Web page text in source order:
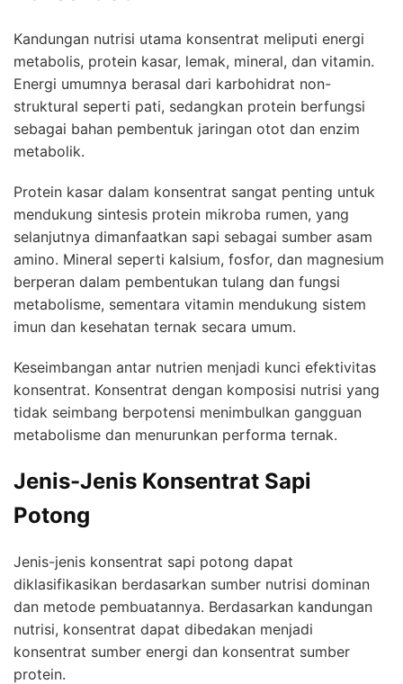
Kandungan nutrisi utama konsentrat meliputi energi
metabolis, protein kasar, lemak, mineral, dan vitamin.
Energi umumnya berasal dari karbohidrat non-
struktural seperti pati, sedangkan protein berfungsi
sebagai bahan pembentuk jaringan otot dan enzim
metabolik.
Protein kasar dalam konsentrat sangat penting untuk
mendukung sintesis protein mikroba rumen, yang
selanjutnya dimanfaatkan sapi sebagai sumber asam
amino. Mineral seperti kalsium, fosfor, dan magnesium
berperan dalam pembentukan tulang dan fungsi
metabolisme, sementara vitamin mendukung sistem
imun dan kesehatan ternak secara umum.
Keseimbangan antar nutrien menjadi kunci efektivitas
konsentrat. Konsentrat dengan komposisi nutrisi yang
tidak seimbang berpotensi menimbulkan gangguan
metabolisme dan menurunkan performa ternak.
Jenis-Jenis Konsentrat Sapi
Potong
Jenis-jenis konsentrat sapi potong dapat
diklasifikasikan berdasarkan sumber nutrisi dominan
dan metode pembuatannya. Berdasarkan kandungan
nutrisi, konsentrat dapat dibedakan menjadi
konsentrat sumber energi dan konsentrat sumber
protein.